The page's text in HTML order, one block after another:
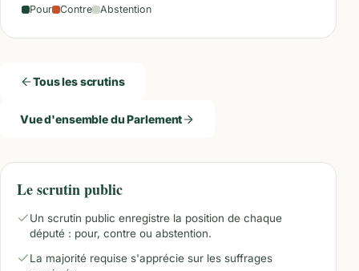
Pour Contre Abstention
Tous les scrutins
Vue d'ensemble du Parlement
Le scrutin public
Un scrutin public enregistre la position de chaque
député : pour, contre ou abstention.
La majorité requise s'apprécie sur les suffrages